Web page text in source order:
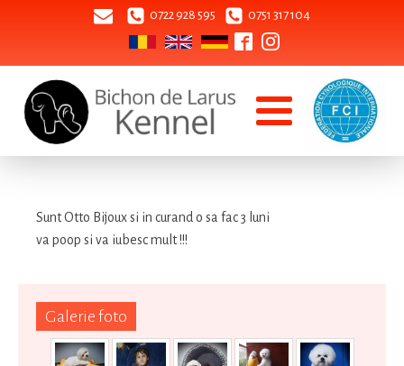
0722 928 595 0751 317 104
Galerie foto
Sunt Otto Bijoux si in curand o sa fac 3 luni
va poop si va iubesc mult !!!